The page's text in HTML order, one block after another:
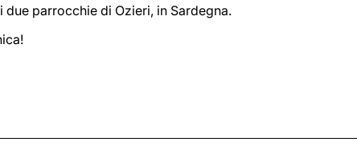
parrocchie di Ozieri, in Sardegna.